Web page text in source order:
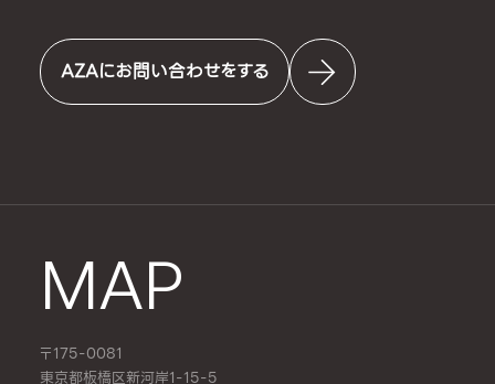
AZAにお問い合わせをする
MAP
〒175-0081
東京都板橋区新河岸1-15-5